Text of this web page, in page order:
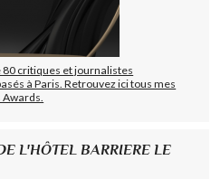
80 critiques et journalistes
à Paris. Retrouvez ici tous mes
Awards.
L'HÔTEL BARRIERE LE